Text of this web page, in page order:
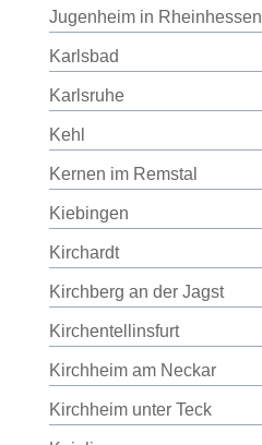
Jugenheim in Rheinhessen
Karlsbad
Karlsruhe
Kehl
Kernen im Remstal
Kiebingen
Kirchardt
Kirchberg an der Jagst
Kirchentellinsfurt
Kirchheim am Neckar
Kirchheim unter Teck